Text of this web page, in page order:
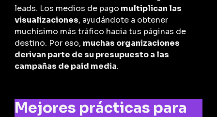
leads. Los medios de pago multiplican las
visualizaciones, ayudándote a obtener
muchísimo más tráfico hacia tus páginas de
destino. Por eso, muchas organizaciones
derivan parte de su presupuesto a las
campañas de paid media.
Mejores prácticas para